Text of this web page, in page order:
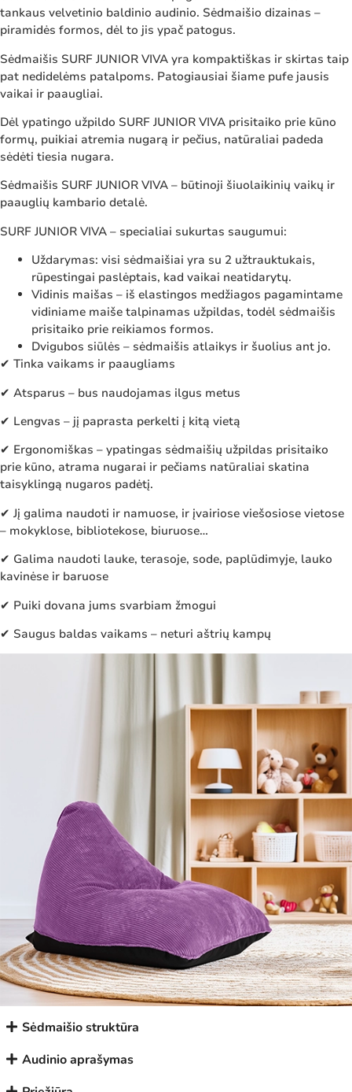
tankaus velvetinio baldinio audinio. Sėdmaišio dizainas –
piramidės formos, dėl to jis ypač patogus.
Sėdmaišis SURF JUNIOR VIVA yra kompaktiškas ir skirtas taip
pat nedidelėms patalpoms. Patogiausiai šiame pufe jausis
vaikai ir paaugliai.
Dėl ypatingo užpildo SURF JUNIOR VIVA prisitaiko prie kūno
formų, puikiai atremia nugarą ir pečius, natūraliai padeda
sėdėti tiesia nugara.
Sėdmaišis SURF JUNIOR VIVA – būtinoji šiuolaikinių vaikų ir
paauglių kambario detalė.
SURF JUNIOR VIVA – specialiai sukurtas saugumui:
Uždarymas: visi sėdmaišiai yra su 2 užtrauktukais,
rūpestingai paslėptais, kad vaikai neatidarytų.
Vidinis maišas – iš elastingos medžiagos pagamintame
vidiniame maiše talpinamas užpildas, todėl sėdmaišis
prisitaiko prie reikiamos formos.
Dvigubos siūlės – sėdmaišis atlaikys ir šuolius ant jo.
✔ Tinka vaikams ir paaugliams
✔ Atsparus – bus naudojamas ilgus metus
✔ Lengvas – jį paprasta perkelti į kitą vietą
✔ Ergonomiškas – ypatingas sėdmaišių užpildas prisitaiko
prie kūno, atrama nugarai ir pečiams natūraliai skatina
taisyklingą nugaros padėtį.
✔ Jį galima naudoti ir namuose, ir įvairiose viešosiose vietose
– mokyklose, bibliotekose, biuruose…
✔ Galima naudoti lauke, terasoje, sode, paplūdimyje, lauko
kavinėse ir baruose
✔ Puiki dovana jums svarbiam žmogui
✔ Saugus baldas vaikams – neturi aštrių kampų
Sėdmaišio struktūra
Audinio aprašymas